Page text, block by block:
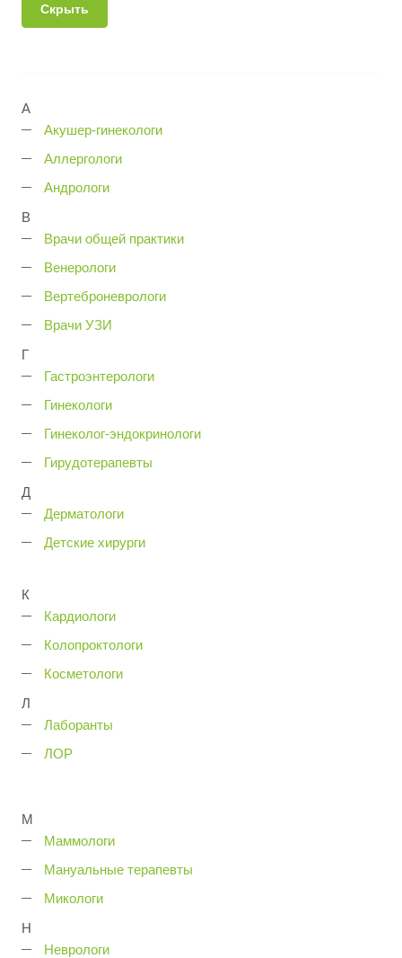
Скрыть
А
Акушер-гинекологи
Аллергологи
Андрологи
В
Врачи общей практики
Венерологи
Вертеброневрологи
Врачи УЗИ
Г
Гастроэнтерологи
Гинекологи
Гинеколог-эндокринологи
Гирудотерапевты
Д
Дерматологи
Детские хирурги
К
Кардиологи
Колопроктологи
Косметологи
Л
Лаборанты
ЛОР
М
Маммологи
Мануальные терапевты
Микологи
Н
Неврологи